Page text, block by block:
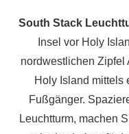
South Stack
Insel vor Holy
nordwestlichen Zipfel
Holy Island mittels
Fußgänger.
Leuchtturm, machen